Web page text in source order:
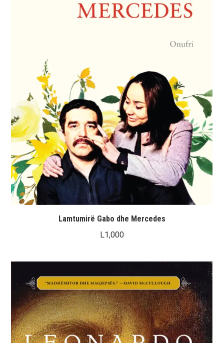
Lamtumirë Gabo dhe Mercedes
L1,000